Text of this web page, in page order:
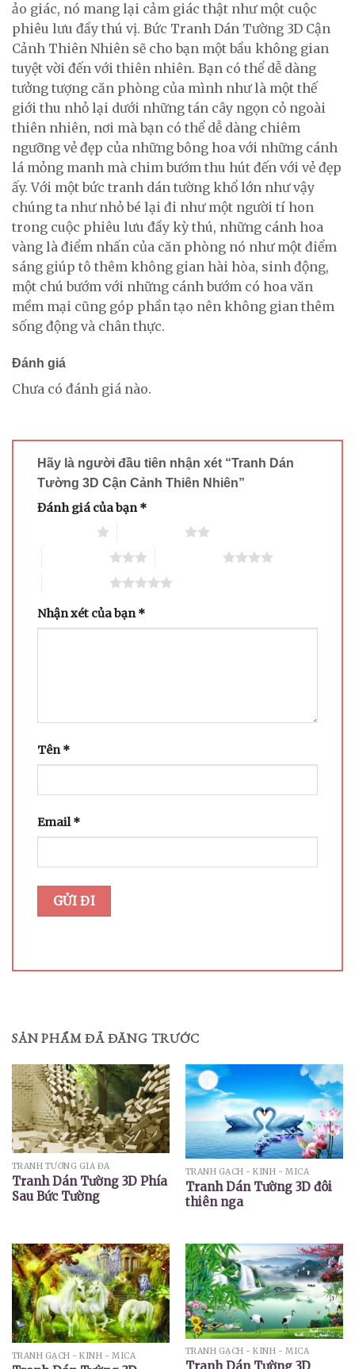
ảo giác, nó mang lại cảm giác thật như một cuộc
phiêu lưu đầy thú vị. Bức Tranh Dán Tường 3D Cận
Cảnh Thiên Nhiên sẽ cho bạn một bầu không gian
tuyệt vời đến với thiên nhiên. Bạn có thể dễ dàng
tưởng tượng căn phòng của mình như là một thế
giới thu nhỏ lại dưới những tán cây ngọn cỏ ngoài
thiên nhiên, nơi mà bạn có thể dễ dàng chiêm
ngưỡng vẻ đẹp của những bông hoa với những cánh
lá mỏng manh mà chim bướm thu hút đến với vẻ đẹp
ấy. Với một bức tranh dán tường khổ lớn như vậy
chúng ta như nhỏ bé lại đi như một người tí hon
trong cuộc phiêu lưu đầy kỳ thú, những cánh hoa
vàng là điểm nhấn của căn phòng nó như một điểm
sáng giúp tô thêm không gian hài hòa, sinh động,
một chú bướm với những cánh bướm có hoa văn
mềm mại cũng góp phần tạo nên không gian thêm
sống động và chân thực.
Đánh giá
Chưa có đánh giá nào.
Hãy là người đầu tiên nhận xét “Tranh Dán
Tường 3D Cận Cảnh Thiên Nhiên”
Đánh giá của bạn*
Nhận xét của bạn*
Tên*
Email*
SẢN PHẨM ĐÃ ĐĂNG TRƯỚC
TRANH TƯỜNG GIẢ ĐÁ
Tranh Dán Tường 3D Phía
Sau Bức Tường
TRANH GẠCH - KÍNH - MICA
Tranh Dán Tường 3D đôi
thiên nga
TRANH GẠCH - KÍNH - MICA TRANH GẠCH - KÍNH - MICA